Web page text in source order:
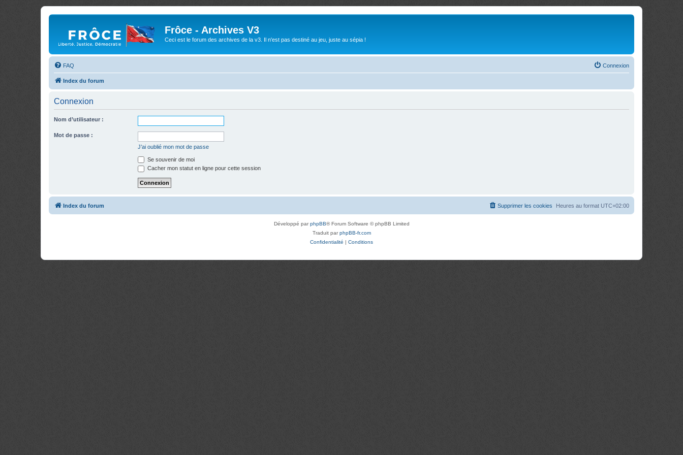
Frôce - Archives V3
Ceci est le forum des archives de la v3. Il n'est pas destiné au jeu, juste au sépia !
FAQ Connexion
Index du forum
Connexion
Nom d’utilisateur :
Mot de passe :
J’ai oublié mon mot de passe
Se souvenir de moi
Cacher mon statut en ligne pour cette session
Index du forum Heures au format UTC+02:00
Supprimer les cookies
Développé parphpBB® Forum Software © phpBB Limited
Traduit parphpBB-fr.com
Confidentialité | Conditions